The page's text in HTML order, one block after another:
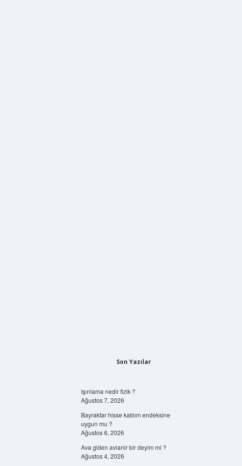
Son Yazılar
Işınlama nedir fizik ?
Ağustos 7, 2026
Bayraktar hisse katılım endeksine
uygun mu ?
Ağustos 6, 2026
Ava giden avlanir bir deyim mi ?
Ağustos 4, 2026